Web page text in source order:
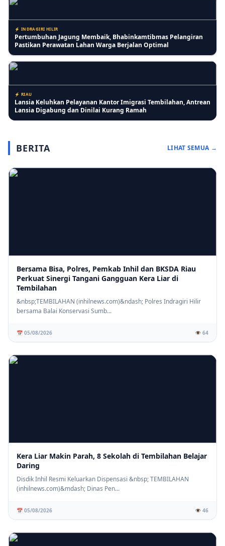
⚡ INDRAGIRI HILIR
Pertumbuhan Jagung Membaik, Bhabinkamtibmas Pelangiran
Pastikan Perawatan Lahan Warga Berjalan Optimal
⚡ RIAU
Lansia Keluhkan Pelayanan Kantor Imigrasi Tembilahan, Antrean
Lansia Digabung dan Dinilai Kurang Ramah
SD IT Tunas Harapan Gelar Sosialisasi Stop Bullying, Bangun
Karakter Siswa yang Peduli dan Berempati
BERITA LIHAT SEMUA →
Bersama Bisa, Polres, Pemkab Inhil dan BKSDA Riau
Perkuat Sinergi Tangani Gangguan Kera Liar di
Tembilahan
&nbsp;TEMBILAHAN (inhilnews.com)&ndash; Polres Indragiri Hilir
bersama Balai Konservasi Sumb...
📅 05/08/2026 👁️ 64
Kera Liar Makin Parah, 8 Sekolah di Tembilahan Belajar
Daring
Disdik Inhil Resmi Keluarkan Dispensasi &nbsp; TEMBILAHAN
(inhilnews.com)&mdash; Dinas Pen...
📅 05/08/2026 👁️ 46